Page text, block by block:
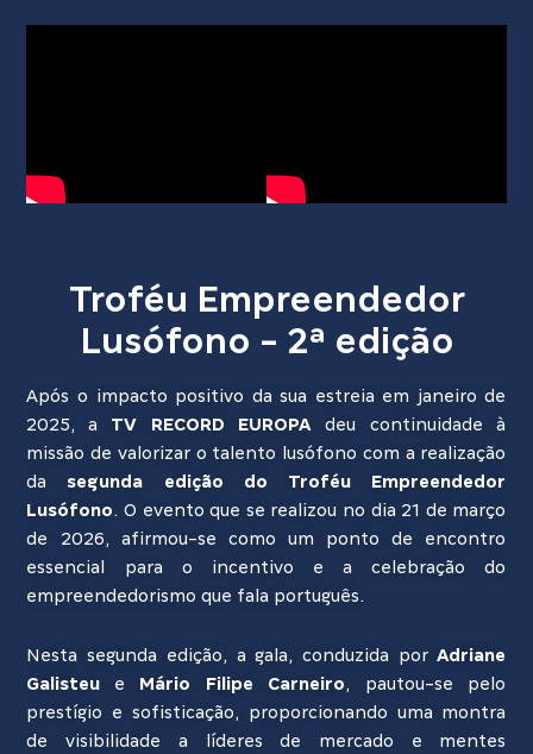
Troféu Empreendedor
Lusófono - 2ª edição
Após o impacto positivo da sua estreia em janeiro de
2025, a TV RECORD EUROPAdeu continuidade à
missão de valorizar o talento lusófono com a realização
dasegunda edição do Troféu Empreendedor
Lusófono. O evento que se realizou no dia 21 de março
de 2026, afirmou-se como um ponto de encontro
essencial para o incentivo e a celebração do
empreendedorismo que fala português.
Nesta segunda edição, a gala, conduzida porAdriane
Galisteu e Mário Filipe Carneiro, pautou-se pelo
prestígio e sofisticação, proporcionando uma montra
de visibilidade a líderes de mercado e mentes